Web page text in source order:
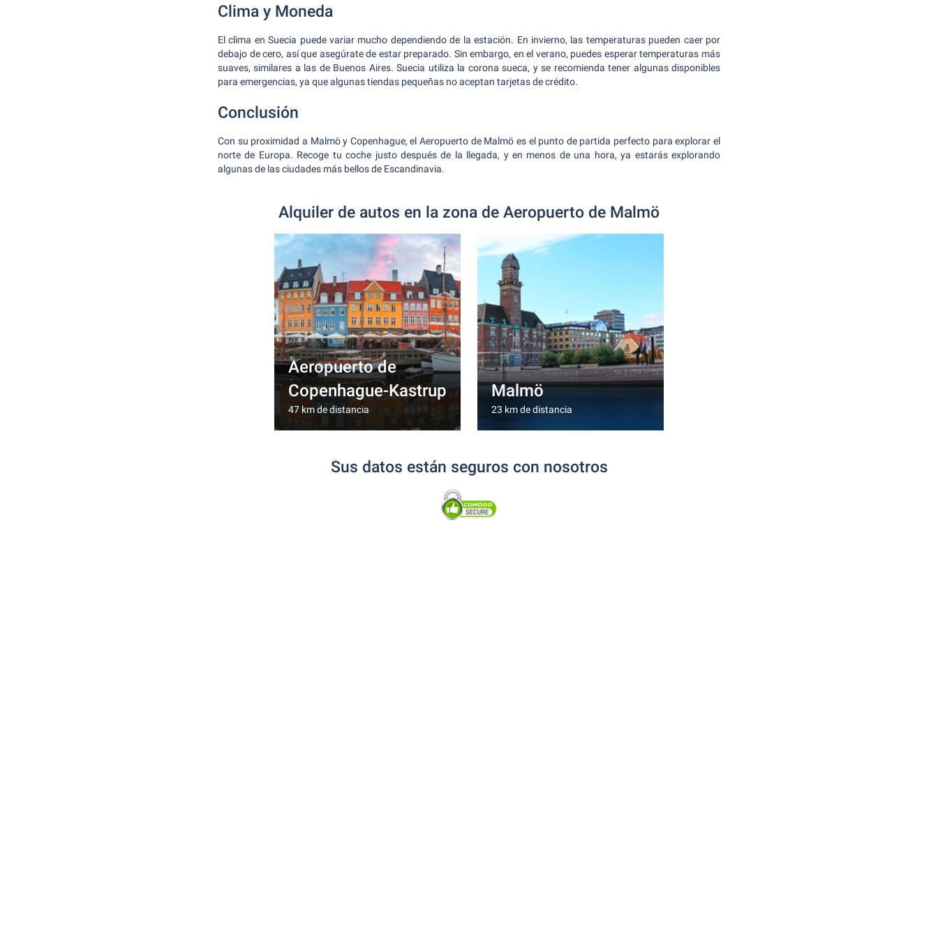
Clima y Moneda
El clima en Suecia puede variar mucho dependiendo de la estación. En invierno, las temperaturas pueden caer por
debajo de cero, así que asegúrate de estar preparado. Sin embargo, en el verano, puedes esperar temperaturas más
suaves, similares a las de Buenos Aires. Suecia utiliza la corona sueca, y se recomienda tener algunas disponibles
para emergencias, ya que algunas tiendas pequeñas no aceptan tarjetas de crédito.
Conclusión
Con su proximidad a Malmö y Copenhague, el Aeropuerto de Malmö es el punto de partida perfecto para explorar el
norte de Europa. Recoge tu coche justo después de la llegada, y en menos de una hora, ya estarás explorando
algunas de las ciudades más bellos de Escandinavia.
Alquiler de autos en la zona de Aeropuerto de Malmö
Aeropuerto de
Copenhague-Kastrup
47 km de distancia
Malmö
23 km de distancia
Sus datos están seguros con nosotros